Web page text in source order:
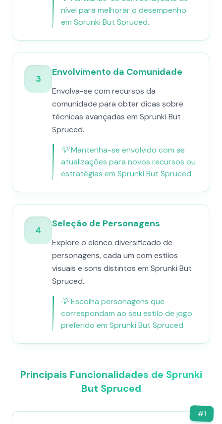
nível para melhorar o desempenho
em Sprunki But Spruced.
3
Envolvimento da Comunidade
Envolva-se com recursos da
comunidade para obter dicas sobre
técnicas avançadas em Sprunki But
Spruced.
💡Mantenha-se envolvido com as
atualizações para novos recursos ou
estratégias em Sprunki But Spruced.
4
Seleção de Personagens
Explore o elenco diversificado de
personagens, cada um com estilos
visuais e sons distintos em Sprunki But
Spruced.
💡Escolha personagens que
correspondam ao seu estilo de jogo
preferido em Sprunki But Spruced.
Principais Funcionalidades de Sprunki
But Spruced
#1